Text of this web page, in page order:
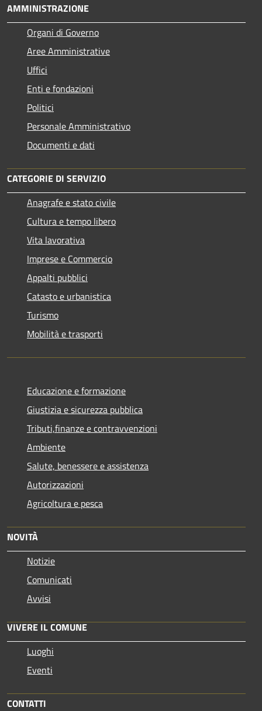
AMMINISTRAZIONE
Organi di Governo
Aree Amministrative
Uffici
Enti e fondazioni
Politici
Personale Amministrativo
Documenti e dati
CATEGORIE DI SERVIZIO
Anagrafe e stato civile
Cultura e tempo libero
Vita lavorativa
Imprese e Commercio
Appalti pubblici
Catasto e urbanistica
Turismo
Mobilità e trasporti
Educazione e formazione
Giustizia e sicurezza pubblica
Tributi,finanze e contravvenzioni
Ambiente
Salute, benessere e assistenza
Autorizzazioni
Agricoltura e pesca
NOVITÀ
Notizie
Comunicati
Avvisi
VIVERE IL COMUNE
Luoghi
Eventi
CONTATTI